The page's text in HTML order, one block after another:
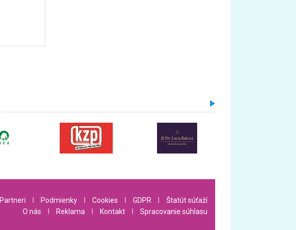
Partneri Podmienky Cookies GDPR
Štatút súťaží
O nás
Reklama Kontakt Spracovanie súhlasu